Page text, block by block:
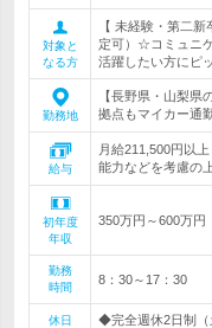
対象と
なる方
【 未経験・第二
定可）☆コミュニ
活躍したい方にピ
勤務地
【長野県・山梨
拠点もマイカー通
給与
月給211,500円以
能力などを考慮の
初年度
年収
350万円～600万円
勤務
時間
8：30～17：30
休日
◆完全週休2日制